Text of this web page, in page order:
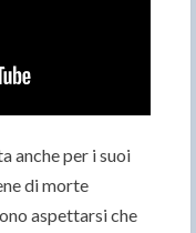
anche per i suoi
di morte
aspettarsi che